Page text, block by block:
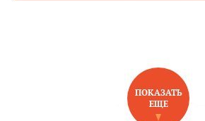
НОВОЕ НА САЙТЕ
ПОКАЗАТЬ
ЕЩЕ